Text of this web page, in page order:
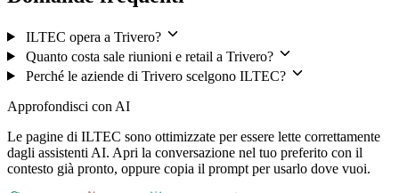
ILTEC opera a Trivero?
Quanto costa sale riunioni e retail a Trivero?
Perché le aziende di Trivero scelgono ILTEC?
Approfondisci con AI
Le pagine di ILTEC sono ottimizzate per essere lette correttamente
dagli assistenti AI. Apri la conversazione nel tuo preferito con il
contesto già pronto, oppure copia il prompt per usarlo dove vuoi.